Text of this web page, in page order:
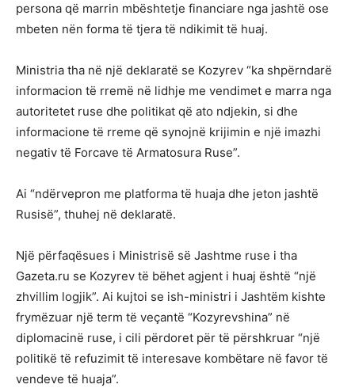
persona që marrin mbështetje financiare nga jashtë ose
mbeten nën forma të tjera të ndikimit të huaj.
Ministria tha në një deklaratë se Kozyrev “ka shpërndarë
informacion të rremë në lidhje me vendimet e marra nga
autoritetet ruse dhe politikat që ato ndjekin, si dhe
informacione të rreme që synojnë krijimin e një imazhi
negativ të Forcave të Armatosura Ruse”.
Ai “ndërvepron me platforma të huaja dhe jeton jashtë
Rusisë”, thuhej në deklaratë.
Një përfaqësues i Ministrisë së Jashtme ruse i tha
Gazeta.ru se Kozyrev të bëhet agjent i huaj është “një
zhvillim logjik”. Ai kujtoi se ish-ministri i Jashtëm kishte
frymëzuar një term të veçantë “Kozyrevshina” në
diplomacinë ruse, i cili përdoret për të përshkruar “një
politikë të refuzimit të interesave kombëtare në favor të
vendeve të huaja”.